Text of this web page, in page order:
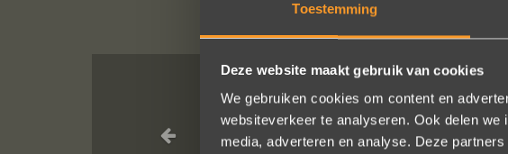
Toestemming
Deze website maakt gebruik van cookies
We gebruiken cookies om content en
websiteverkeer te analyseren. Ook delen
media, adverteren en analyse. Deze
Een droom die uitkomt, de
geholpen en ze waren op